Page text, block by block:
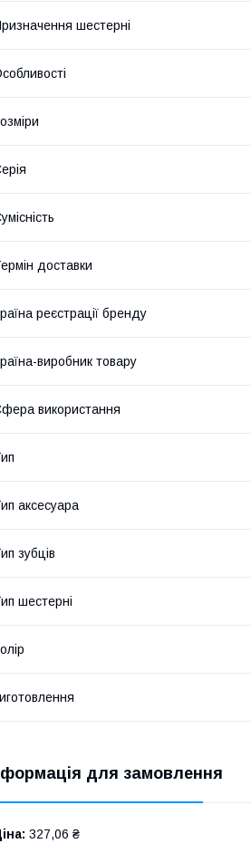
шестерні
доставки
реєстрації бренду
виробник товару
використання
аксесуара
зубців
шестерні
для замовлення
327,06 ₴